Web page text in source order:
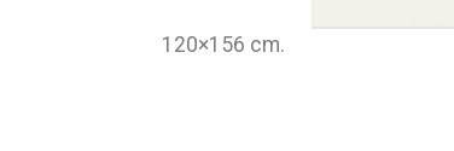
120×156 cm.